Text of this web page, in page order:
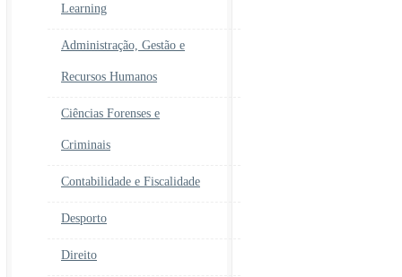
Learning
Administração, Gestão e
Recursos Humanos
Ciências Forenses e
Criminais
Contabilidade e Fiscalidade
Desporto
Direito